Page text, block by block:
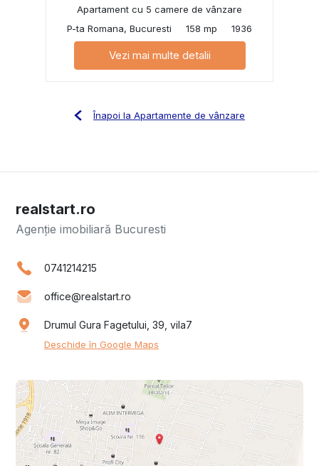
Apartament cu 5 camere de vânzare
P-ta Romana, Bucuresti
158 mp 1936
Vezi mai multe detalii
Înapoi la Apartamente de vânzare
realstart.ro
Agenție imobiliară Bucuresti
0741214215
office@realstart.ro
Drumul Gura Fagetului, 39, vila7
Deschide în Google Maps